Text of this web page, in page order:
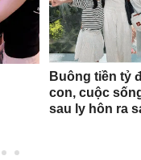
Buông tiền tỷ
con, cuộc
sau ly hôn ra